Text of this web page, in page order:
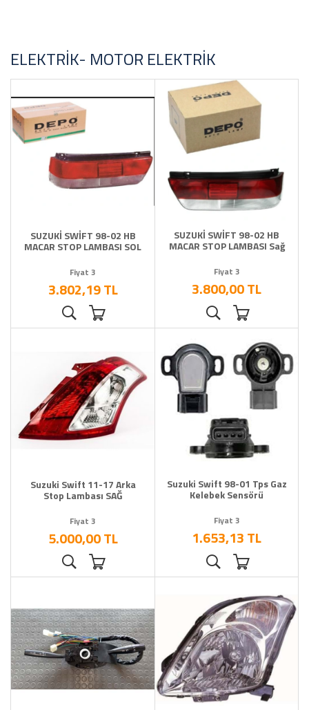
ELEKTRIK- MOTOR ELEKTRIK
SUZUKİ SWİFT 98-02 HB
MACAR STOP LAMBASI SOL
Fiyat 3
3.802,19 TL
SUZUKİ SWİFT 98-02 HB
MACAR STOP LAMBASI Sağ
Fiyat 3
3.800,00 TL
Suzuki Swift 11-17 Arka
Stop Lambası SAĞ
Fiyat 3
5.000,00 TL
Suzuki Swift 98-01 Tps Gaz
Kelebek Sensörü
Fiyat 3
1.653,13 TL